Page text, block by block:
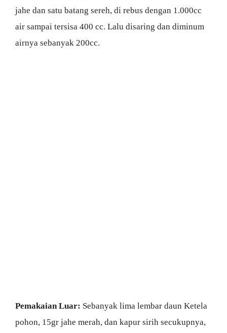
jahe dan satu batang sereh, di rebus dengan 1.000cc
air sampai tersisa 400 cc. Lalu disaring dan diminum
airnya sebanyak 200cc.
Pemakaian Luar: Sebanyak lima lembar daun Ketela
pohon, 15gr jahe merah, dan kapur sirih secukupnya,